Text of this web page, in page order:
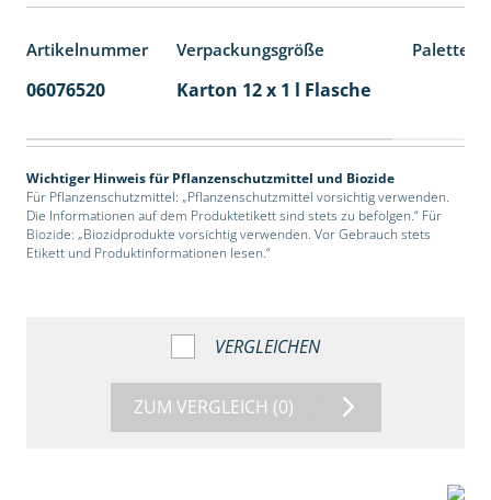
Artikelnummer Verpackungsgröße
06076520 Karton 12 x 1 l Flasche
Wichtiger Hinweis für Pflanzenschutzmittel und Biozide
Für Pflanzenschutzmittel: „Pflanzenschutzmittel vorsichtig verwenden.
Die Informationen auf dem Produktetikett sind stets zu befolgen.“ Für
Biozide: „Biozidprodukte vorsichtig verwenden. Vor Gebrauch stets
Etikett und Produktinformationen lesen.“
VERGLEICHEN
ZUM VERGLEICH (0)